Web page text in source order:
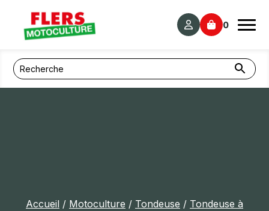
0
Accueil / Motoculture / Tondeuse / Tondeuse à